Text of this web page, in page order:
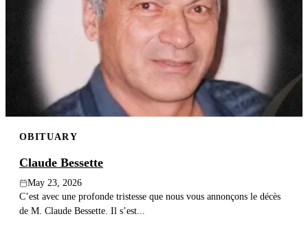
OBITUARY
Claude Bessette
May 23, 2026
C’est avec une profonde tristesse que nous vous annonçons le décès
de M. Claude Bessette. Il s’est...